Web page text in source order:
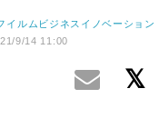
イルムビジネスイノベーション
9/14 11:00